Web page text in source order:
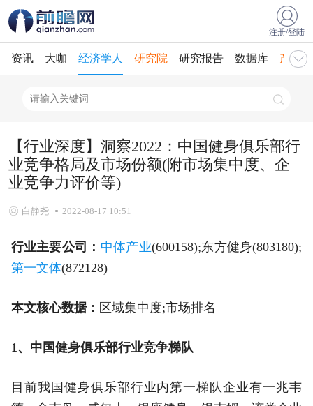
注册/登陆
资讯 大咖 经济学人 研究院 研究报告 数据库 产业
【行业深度】洞察2022：中国健身俱乐部行
业竞争格局及市场份额(附市场集中度、企
业竞争力评价等)
白静尧 2022-08-17 10:51
行业主要公司： 中体产业(600158);东方健身(803180);
第一文体(872128)
本文核心数据： 区域集中度;市场排名
1、中国健身俱乐部行业竞争梯队
目前我国健身俱乐部行业内第一梯队企业有一兆韦